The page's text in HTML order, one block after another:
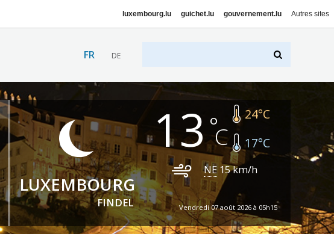
luxembourg.lu guichet.lu gouvernement.lu Autres sites
FR DE
LUXEMBOURG
FINDEL
13 24°C
17°C
NE 15km/h
Vendredi 07 août 2026 à 05h15